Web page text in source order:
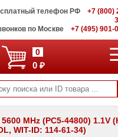
телефон РФ
+7 (800)
по Москве
+7 (495) 901-
0
0 ₽
MHz (PC5-44800) 1.1V
WIT-ID: 114-61-34)